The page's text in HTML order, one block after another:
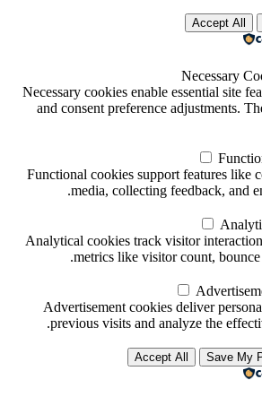
Accept All
Necessary
Necessary cookies enable essential site
and consent preference adjustments.
Functional cookies support features like
media, collecting feedback, and
Analytical cookies track visitor
metrics like visitor count, bounce
Advertisement cookies deliver
previous visits and analyze the
Save My
Accept All